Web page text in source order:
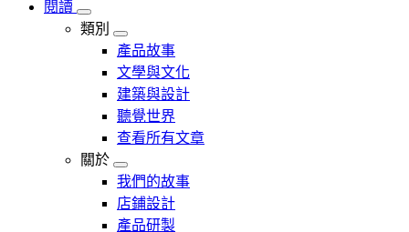
閱讀
類別
產品故事
文學與文化
建築與設計
聽覺世界
查看所有文章
關於
我們的故事
店鋪設計
產品研製